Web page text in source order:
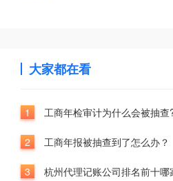
大家都在看
1 工商年检审计为什么会被抽查
2 工商年报被抽查到了怎么办？
3 杭州代理记账公司排名前十哪